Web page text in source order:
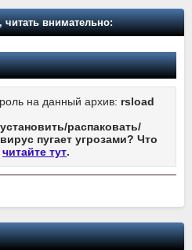
внимательно:
на данный архив: rsload
распаковать/
пугает угрозами? Что
читайте тут.